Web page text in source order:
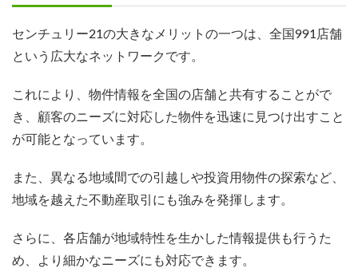
センチュリー21の大きなメリットの一つは、全国991店舗
という広大なネットワークです。
これにより、物件情報を全国の店舗と共有することがで
き、顧客のニーズに対応した物件を迅速に見つけ出すこと
が可能となっています。
また、異なる地域間での引越しや投資用物件の探索など、
地域を越えた不動産取引にも強みを発揮します。
さらに、各店舗が地域特性を生かした情報提供も行うた
め、より細かなニーズにも対応できます。